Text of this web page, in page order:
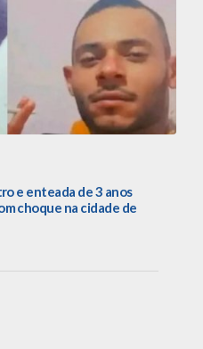
e enteada de 3 anos
choque na cidade de